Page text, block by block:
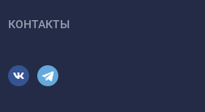
КОНТАКТЫ